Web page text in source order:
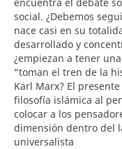
social. ¿Debemos
nace casi en su
desarrollado y
¿empiezan a tener
“toman el tren de la
Karl Marx? El
filosofía islámica al
colocar a los
dimensión dentro del
universalista